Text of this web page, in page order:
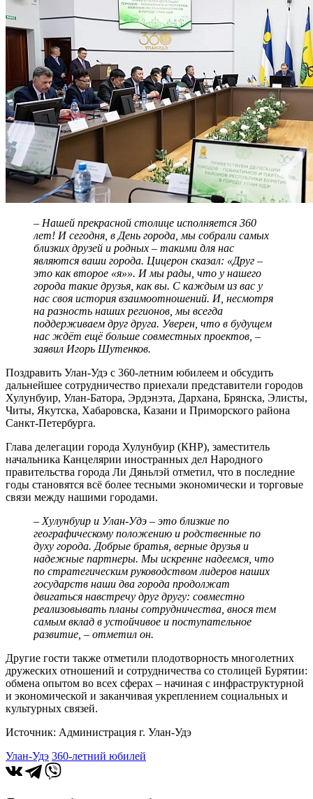
– Нашей прекрасной столице исполняется 360
лет! И сегодня, в День города, мы собрали самых
близких друзей и родных – такими для нас
являются ваши города. Цицерон сказал: «Друг –
это как второе «я»». И мы рады, что у нашего
города такие друзья, как вы. С каждым из вас у
нас своя история взаимоотношений. И, несмотря
на разность наших регионов, мы всегда
поддерживаем друг друга. Уверен, что в будущем
нас ждёт ещё больше совместных проектов, –
заявил Игорь Шутенков.
Поздравить Улан-Удэ с 360-летним юбилеем и обсудить
дальнейшее сотрудничество приехали представители городов
Хулунбуир, Улан-Батора, Эрдэнэта, Дархана, Брянска, Элисты,
Читы, Якутска, Хабаровска, Казани и Приморского района
Санкт-Петербурга.
Глава делегации города Хулунбуир (КНР), заместитель
начальника Канцелярии иностранных дел Народного
правительства города Ли Дяньлэй отметил, что в последние
годы становятся всё более тесными экономически и торговые
связи между нашими городами.
– Хулунбуир и Улан-Удэ – это близкие по
географическому положению и родственные по
духу города. Добрые братья, верные друзья и
надежные партнеры. Мы искренне надеемся, что
по стратегическим руководством лидеров наших
государств наши два города продолжат
двигаться навстречу друг другу: совместно
реализовывать планы сотрудничества, внося тем
самым вклад в устойчивое и поступательное
развитие, – отметил он.
Другие гости также отметили плодотворность многолетних
дружеских отношений и сотрудничества со столицей Бурятии:
обмена опытом во всех сферах – начиная с инфраструктурной
и экономической и заканчивая укреплением социальных и
культурных связей.
Источник: Администрация г. Улан-Удэ
Улан-Удэ 360-летний юбилей